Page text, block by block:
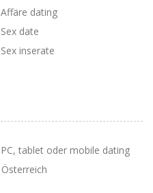
Affäre dating
Sex date
Sex inserate
PC, tablet oder mobile dating
Österreich